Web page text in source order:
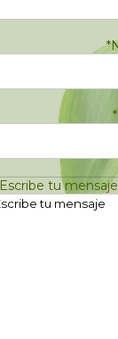
*
*
Escribe tu mensaje